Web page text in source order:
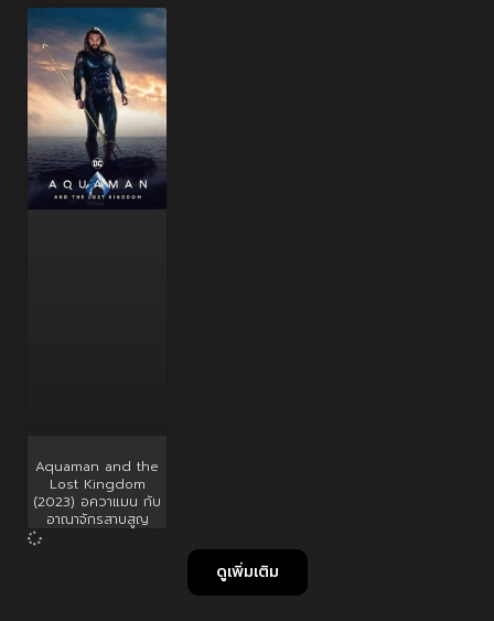
Aquaman and the
Lost Kingdom
(2023) อควาแมน กับ
อาณาจักรสาบสูญ
ดูเพิ่มเติม